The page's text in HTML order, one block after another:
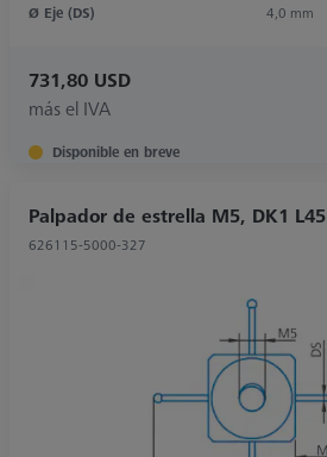
Ø Eje (DS)
4,0 mm
731,80 USD
más el IVA
Disponible en breve
Palpador de estrella M5, DK1 L45
626115-5000-327